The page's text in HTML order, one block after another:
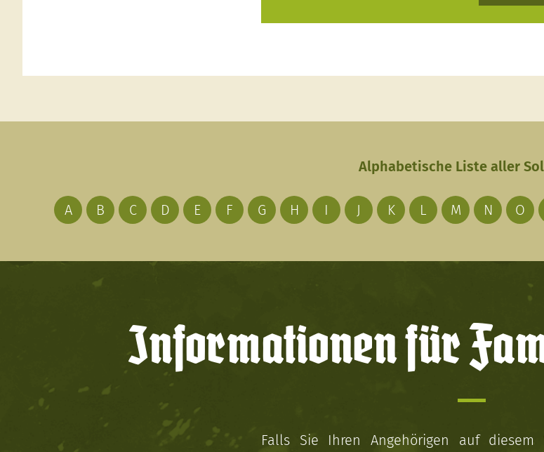
Alphabetische Liste aller
A B C D E F G H I J K L M N O
Informationen für
Falls Sie Ihren Angehörigen auf diesem